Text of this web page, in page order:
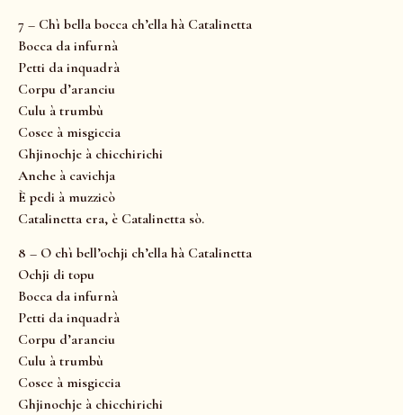
7 – Chì bella bocca ch’ella hà Catalinetta
Bocca da infurnà
Petti da inquadrà
Corpu d’aranciu
Culu à trumbù
Cosce à misgiccia
Ghjinochje à chicchirichi
Anche à cavichja
È pedi à muzzicò
Catalinetta era, è Catalinetta sò.
8 – O chì bell’ochji ch’ella hà Catalinetta
Ochji di topu
Bocca da infurnà
Petti da inquadrà
Corpu d’aranciu
Culu à trumbù
Cosce à misgiccia
Ghjinochje à chicchirichi